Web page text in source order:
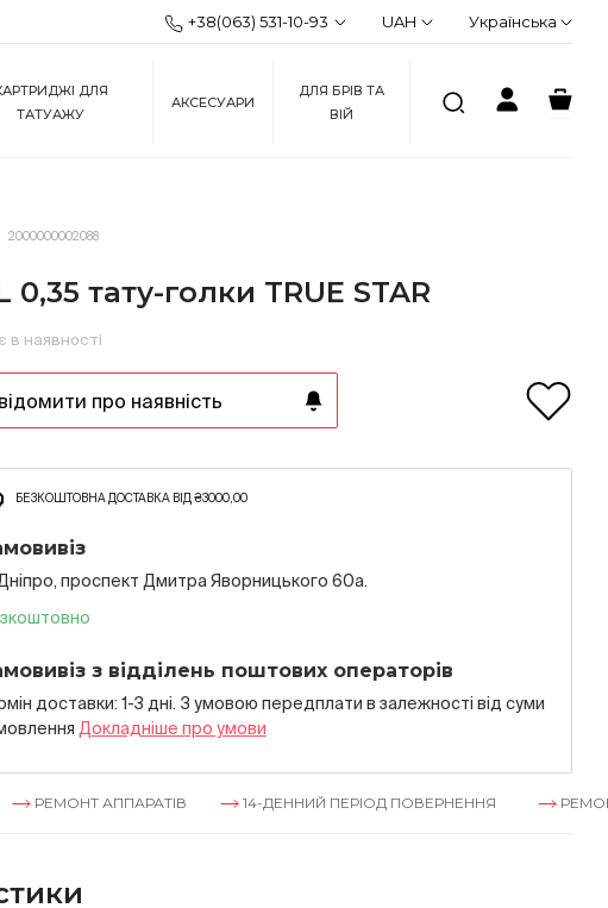
+38(063) 531-10-93 UAH Українська
ДЛЯ
ТАТУАЖУ
АКСЕСУАРИ
ДЛЯ БРІВ ТА
ВІЙ
2000000002088
0,35 тату-голки TRUE STAR
в наявності
про наявність
БЕЗКОШТОВНА ДОСТАВКА ВІД ₴3000,00
проспект Дмитра Яворницького 60а.
з відділень поштових операторів
доставки: 1-3 дні. З умовою передплати в залежностi вiд суми
Докладнiше про умови
АППАРАТІВ 14-ДЕННИЙ ПЕРІОД ПОВЕРНЕННЯ РЕМОНТ